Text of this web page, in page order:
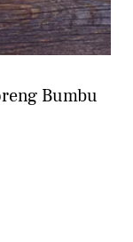
Bumbu